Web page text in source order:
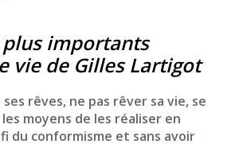
plus importants
vie de Gilles Lartigot
ses rêves, ne pas rêver sa vie, se
moyens de les réaliser en
du conformisme et sans avoir